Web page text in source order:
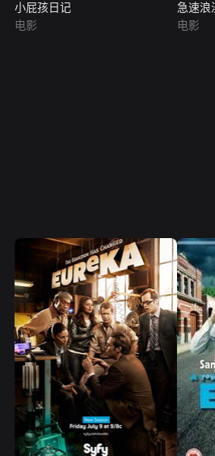
小屁孩日记
电影
急速浪
电影